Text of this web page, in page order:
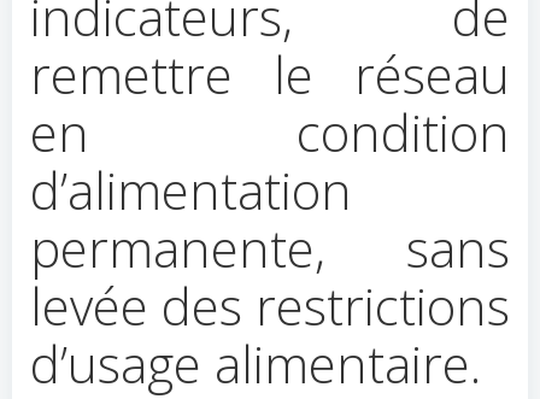
indicateurs, de
remettre le réseau
en condition
d’alimentation
permanente, sans
levée des restrictions
d’usage alimentaire.